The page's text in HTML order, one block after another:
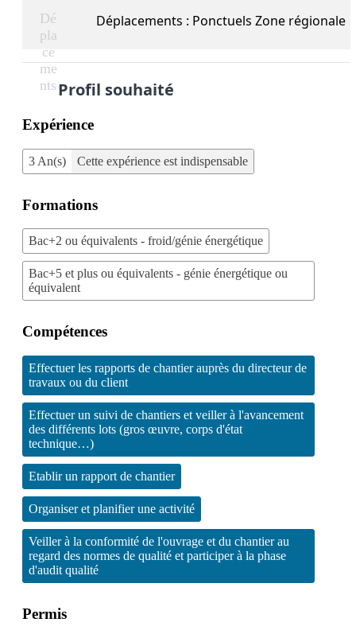
Dé
pla
ce
me
nts
Déplacements : Ponctuels Zone régionale
Profil souhaité
Expérience
3 An(s) Cette expérience est indispensable
Formations
Bac+2 ou équivalents - froid/génie énergétique
Bac+5 et plus ou équivalents - génie énergétique ou
équivalent
Compétences
Effectuer les rapports de chantier auprès du directeur de
travaux ou du client
Effectuer un suivi de chantiers et veiller à l'avancement
des différents lots (gros œuvre, corps d'état
technique…)
Etablir un rapport de chantier
Organiser et planifier une activité
Veiller à la conformité de l'ouvrage et du chantier au
regard des normes de qualité et participer à la phase
d'audit qualité
Permis